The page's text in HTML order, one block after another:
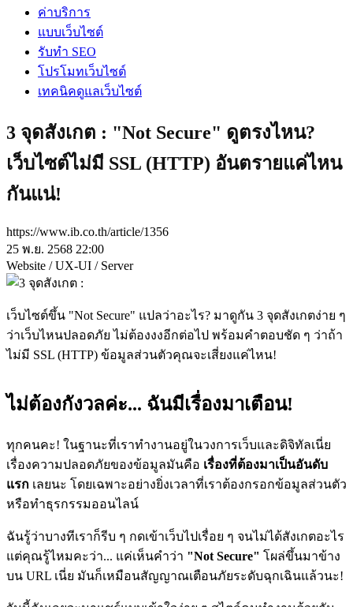
ค่าบริการ
แบบเว็บไซต์
รับทำ SEO
โปรโมทเว็บไซต์
เทคนิคดูแลเว็บไซต์
3 จุดสังเกต : "Not Secure" ดูตรงไหน?
เว็บไซต์ไม่มี SSL (HTTP) อันตรายแค่ไหน
กันแน่!
https://www.ib.co.th/article/1356
25 พ.ย. 2568 22:00
Website / UX-UI / Server
เว็บไซต์ขึ้น "Not Secure" แปลว่าอะไร? มาดูกัน 3 จุดสังเกตง่าย ๆ
ว่าเว็บไหนปลอดภัย ไม่ต้องงงอีกต่อไป พร้อมคำตอบชัด ๆ ว่าถ้า
ไม่มี SSL (HTTP) ข้อมูลส่วนตัวคุณจะเสี่ยงแค่ไหน!
ไม่ต้องกังวลค่ะ... ฉันมีเรื่องมาเตือน!
ทุกคนคะ! ในฐานะที่เราทำงานอยู่ในวงการเว็บและดิจิทัลเนี่ย
เรื่องความปลอดภัยของข้อมูลมันคือ เรื่องที่ต้องมาเป็นอันดับ
แรก เลยนะ โดยเฉพาะอย่างยิ่งเวลาที่เราต้องกรอกข้อมูลส่วนตัว
หรือทำธุรกรรมออนไลน์
ฉันรู้ว่าบางทีเราก็รีบ ๆ กดเข้าเว็บไปเรื่อย ๆ จนไม่ได้สังเกตอะไร
แต่คุณรู้ไหมคะว่า... แค่เห็นคำว่า "Not Secure" โผล่ขึ้นมาข้าง
บน URL เนี่ย มันก็เหมือนสัญญาณเตือนภัยระดับฉุกเฉินแล้วนะ!